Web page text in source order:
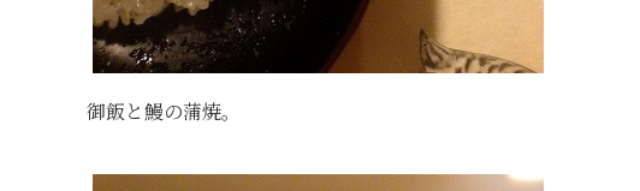
御飯と鰻の蒲焼。